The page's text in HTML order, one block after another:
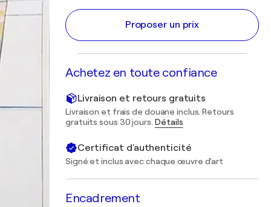
Proposer un prix
Achetez en toute confiance
Livraison et retours gratuits
Livraison et frais de douane inclus. Retours
gratuits sous 30 jours. Détails
Certificat d'authenticité
Signé et inclus avec chaque œuvre d'art
Encadrement